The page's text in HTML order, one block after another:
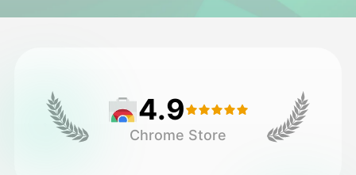
عکس
ابزارهای دیگر
4.9
Chrome Store